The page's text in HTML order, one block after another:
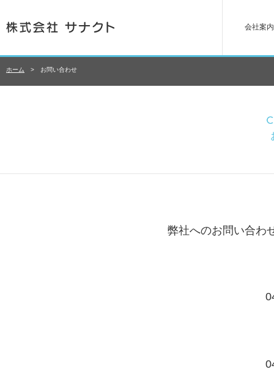
会社案内
ホーム > お問い合わせ
弊社へのお問い合わ